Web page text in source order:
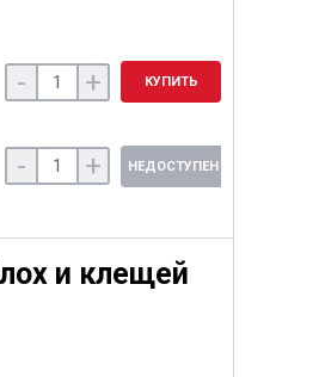
- + КУПИТЬ
- + НЕДОСТУПЕН
и клещей